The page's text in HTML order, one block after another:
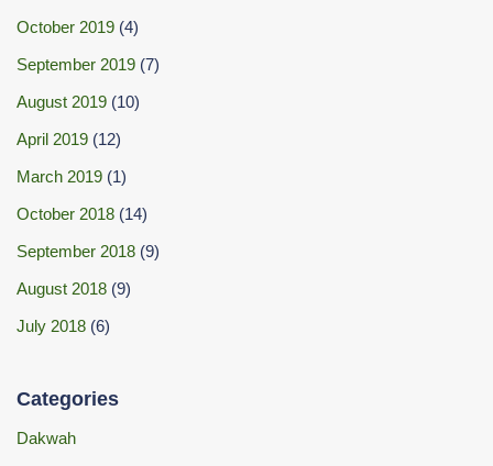
October 2019 (4)
September 2019 (7)
August 2019 (10)
April 2019 (12)
March 2019 (1)
October 2018 (14)
September 2018 (9)
August 2018 (9)
July 2018 (6)
Categories
Dakwah